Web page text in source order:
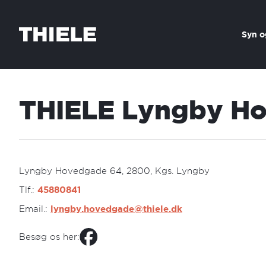
Syn
THIELE Lyngby
Lyngby Hovedgade 64, 2800, Kgs. Lyngby
Tlf.: 45880841
Email.: lyngby.hovedgade@thiele.dk
Besøg os her: